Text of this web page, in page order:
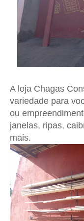
A loja Chagas
variedade para
ou
janelas, ripas,
mais.